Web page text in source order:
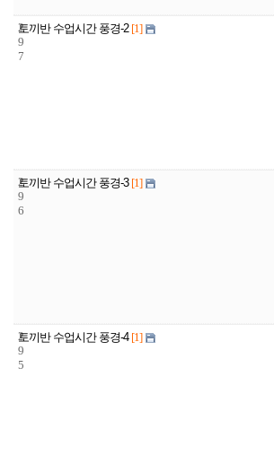
2
9
7
토끼반 수업시간 풍경-2 [1]
2
9
6
토끼반 수업시간 풍경-3 [1]
2
9
5
토끼반 수업시간 풍경-4 [1]